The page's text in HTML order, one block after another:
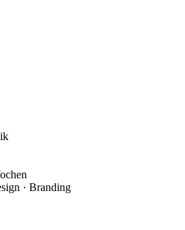
· Branding